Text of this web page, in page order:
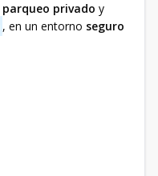
parqueo privado y
, en un entorno seguro